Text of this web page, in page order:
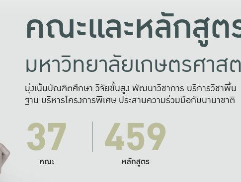
คณะและหลักสูต
มหาวิทยาลัยเกษตรศาส
มุ่งเน้นบัณฑิตศึกษา วิจัยขั้นสูง พัฒนาวิชาการ บริการวิชาพื้น
ฐาน บริหารโครงการพิเศษ ประสานความร่วมมือกับนานาชาติ
37
คณะ 459
หลักสูตร